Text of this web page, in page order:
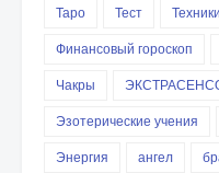
Таро
Тест Техники
Финансовый гороскоп
Чакры
Эзотерические учения
Энергия
ангел